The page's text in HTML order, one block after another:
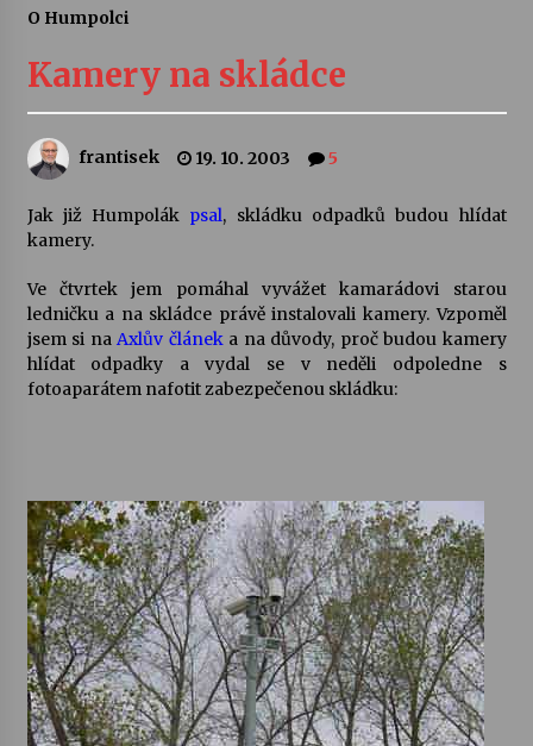
Sukuba Ensemble
4. 8. 2026
Vernisáž výstavy Josefíny Duškové: Stávám se
kapkou
30. 7. 2026
Pozvánka na integrační festival Quijotova
šedesátka: 28. 7.–1. 8. 2026
28. 7. 2026
Votavžatský ploty
23. 7. 2026
Letní koncerty ve Stromovce: Rufus Miller
22. 7. 2026
O Humpolci
Kamery na skládce
frantisek 19. 10. 2003 5
Jak již Humpolák psal, skládku odpadků budou hlídat
kamery.
Ve čtvrtek jem pomáhal vyvážet kamarádovi starou
ledničku a na skládce právě instalovali kamery. Vzpoměl
jsem si na Axlův článek a na důvody, proč budou kamery
hlídat odpadky a vydal se v neděli odpoledne s
fotoaparátem nafotit zabezpečenou skládku: